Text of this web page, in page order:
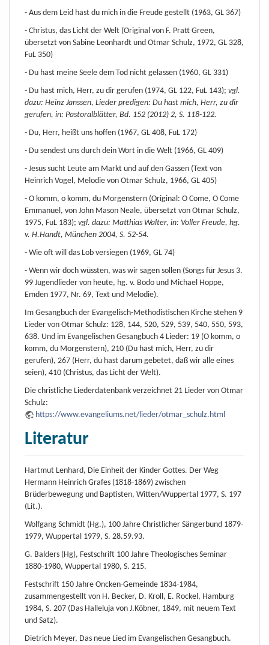
- Aus dem Leid hast du mich in die Freude gestellt (1963, GL 367)
- Christus, das Licht der Welt (Original von F. Pratt Green,
übersetzt von Sabine Leonhardt und Otmar Schulz, 1972, GL 328,
FuL 350)
- Du hast meine Seele dem Tod nicht gelassen (1960, GL 331)
- Du hast mich, Herr, zu dir gerufen (1974, GL 122, FuL 143); vgl.
dazu: Heinz Janssen, Lieder predigen: Du hast mich, Herr, zu dir
gerufen, in: Pastoralblätter, Bd. 152 (2012) 2, S. 118-122.
- Du, Herr, heißt uns hoffen (1967, GL 408, FuL 172)
- Du sendest uns durch dein Wort in die Welt (1966, GL 409)
- Jesus sucht Leute am Markt und auf den Gassen (Text von
Heinrich Vogel, Melodie von Otmar Schulz, 1966, GL 405)
- O komm, o komm, du Morgenstern (Original: O Come, O Come
Emmanuel, von John Mason Neale, übersetzt von Otmar Schulz,
1975, FuL 183); vgl. dazu: Matthias Walter, in: Voller Freude, hg.
v. H.Handt, München 2004, S. 52-54.
- Wie oft will das Lob versiegen (1969, GL 74)
- Wenn wir doch wüssten, was wir sagen sollen (Songs für Jesus 3.
99 Jugendlieder von heute, hg. v. Bodo und Michael Hoppe,
Emden 1977, Nr. 69, Text und Melodie).
Im Gesangbuch der Evangelisch-Methodistischen Kirche stehen 9
Lieder von Otmar Schulz: 128, 144, 520, 529, 539, 540, 550, 593,
638. Und im Evangelischen Gesangbuch 4 Lieder: 19 (O komm, o
komm, du Morgenstern), 210 (Du hast mich, Herr, zu dir
gerufen), 267 (Herr, du hast darum gebetet, daß wir alle eines
seien), 410 (Christus, das Licht der Welt).
Die christliche Liederdatenbank verzeichnet 21 Lieder von Otmar
Schulz:
https://www.evangeliums.net/lieder/otmar_schulz.html
Literatur
Hartmut Lenhard, Die Einheit der Kinder Gottes. Der Weg
Hermann Heinrich Grafes (1818-1869) zwischen
Brüderbewegung und Baptisten, Witten/Wuppertal 1977, S. 197
(Lit.).
Wolfgang Schmidt (Hg.), 100 Jahre Christlicher Sängerbund 1879-
1979, Wuppertal 1979, S. 28.59.93.
G. Balders (Hg), Festschrift 100 Jahre Theologisches Seminar
1880-1980, Wuppertal 1980, S. 215.
Festschrift 150 Jahre Oncken-Gemeinde 1834-1984,
zusammengestellt von H. Becker, D. Kroll, E. Rockel, Hamburg
1984, S. 207 (Das Halleluja von J.Köbner, 1849, mit neuem Text
und Satz).
Dietrich Meyer, Das neue Lied im Evangelischen Gesangbuch.